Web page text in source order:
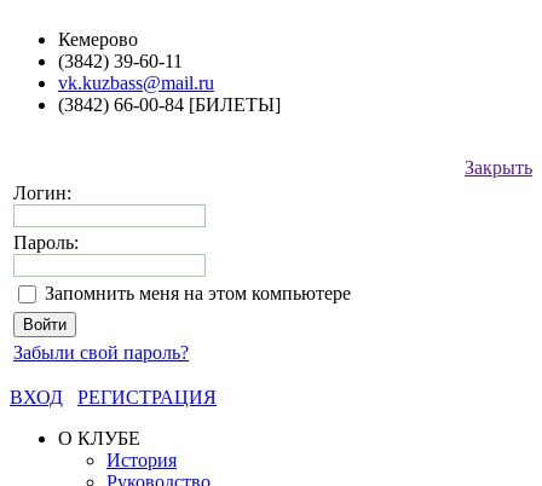
Кемерово
(3842) 39-60-11
vk.kuzbass@mail.ru
(3842) 66-00-84 [БИЛЕТЫ]
Закрыть
Логин:
Пароль:
Запомнить меня на этом компьютере
Забыли свой пароль?
ВХОД
РЕГИСТРАЦИЯ
О КЛУБЕ
История
Руководство